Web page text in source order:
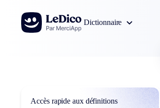
Aller au contenu
Dictionnaire
Accès rapide aux définitions